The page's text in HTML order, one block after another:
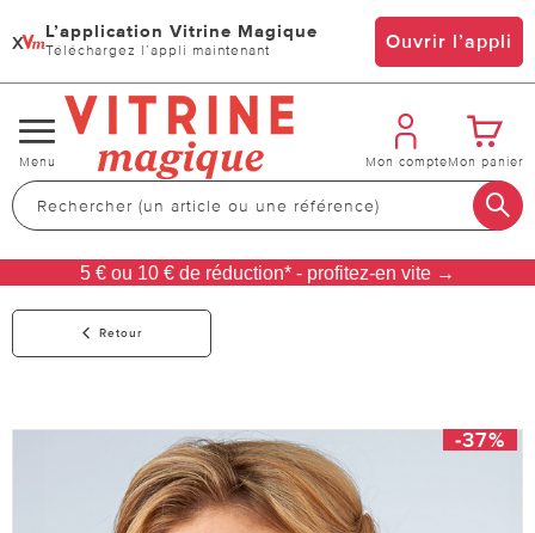
x L’application Vitrine Magique
Téléchargez l’appli maintenant Ouvrir l’appli
Changer
de
navigation
Menu Mon compteMon panier
5 € ou 10 € de réduction* - profitez-en vite →
Retour
-37%